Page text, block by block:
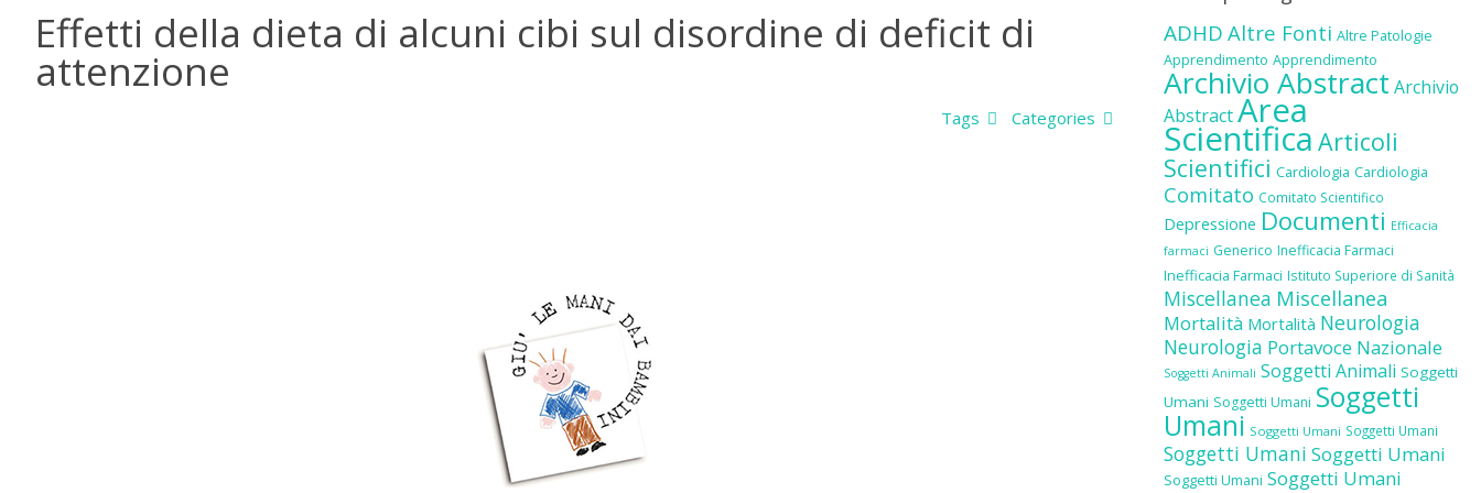
Effetti della dieta di alcuni cibi sul disordine di deficit di
attenzione
Categories
Tags
ADHD Altre Fonti Altre Patologie
Apprendimento Apprendimento
Archivio Abstract Archivio
AbstractArea
Scientifica Articoli
Scientifici Cardiologia Cardiologia
Comitato Comitato Scientifico
Depressione Documenti Efficacia
farmaci Generico Inefficacia Farmaci
Inefficacia Farmaci Istituto Superiore di Sanità
Miscellanea Miscellanea
Mortalità Mortalità Neurologia
Neurologia Portavoce Nazionale
Soggetti Animali Soggetti Animali Soggetti
Umani Soggetti Umani Soggetti
Umani Soggetti Umani Soggetti Umani
Soggetti Umani Soggetti Umani
Soggetti Umani Soggetti Umani